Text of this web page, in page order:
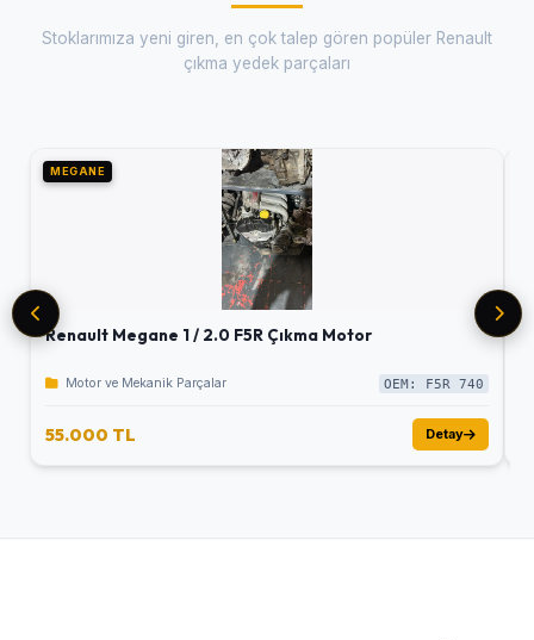
Stoklarımıza yeni giren, en çok talep gören popüler Renault
çıkma yedek parçaları
MEGANE
Renault Megane 1 / 2.0 F5R Çıkma Motor
Motor ve Mekanik Parçalar OEM: F5R 740
55.000 TL Detay